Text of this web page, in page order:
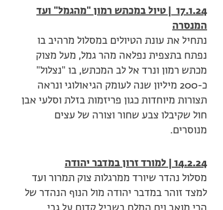
17.1.24 | טיול במכתש רמון "מהגמל" ועד
המנסרה
נתחיל את עונת הטיולים במסלול מרהיב בו
נפתח בתצפית נפלאה מהר גמל, מעל מצוק
מכתש רמון ונרד אל לב המכתש, בו "נצלול"
כ-200 מיליון שנה לעומק הגיאולוגי ונראה
תצורות מיוחדות כגון פריזמות בזלת וסלעי אבן
חול שקיבלו צבע שחור וצורה של עצים
מנוסרים.
14.2.24 |
למורד זרון במדבר יהודה
מסלול נהדר שיורד ממרגלות צוק תמרור ועד
למצד זוהר במדבר יהודה מול הנוף הנהדר של